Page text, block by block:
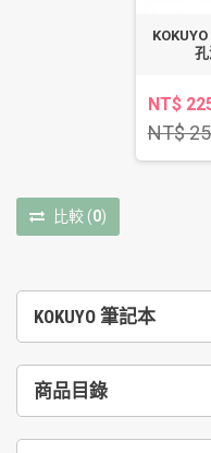
KOKUYO 筆記本
商品目錄
NT$
NT$
比較 (0)